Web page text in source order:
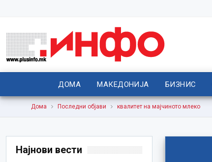
ДОМА МАКЕДОНИЈА БИЗНИС
Дома Последни објави квалитет на мајчиното млеко
Најнови вести